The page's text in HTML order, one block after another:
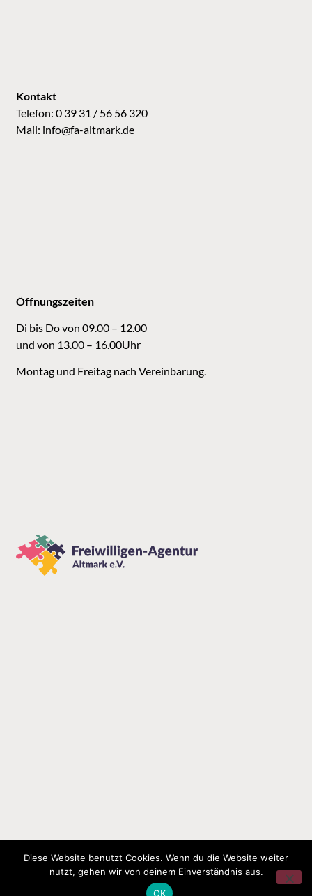
Öffnungszeiten
Di bis Do von 09.00 – 12.00
und von 13.00 – 16.00Uhr
Montag und Freitag nach Vereinbarung.
Kontakt
Telefon: 0 39 31 / 56 56 320
Mail: info@fa-altmark.de
Diese Website benutzt Cookies. Wenn du die Website weiter
nutzt, gehen wir von deinem Einverständnis aus.
OK